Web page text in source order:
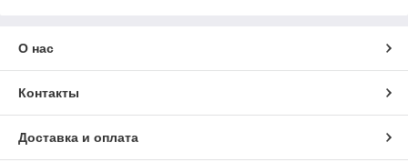
О нас
Контакты
Доставка и оплата